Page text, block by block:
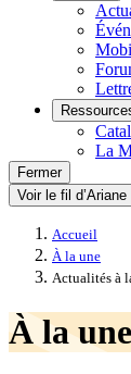
La
Fermer
Voir le fil d’Ariane
Accueil
À la une
Actualités à
À la une